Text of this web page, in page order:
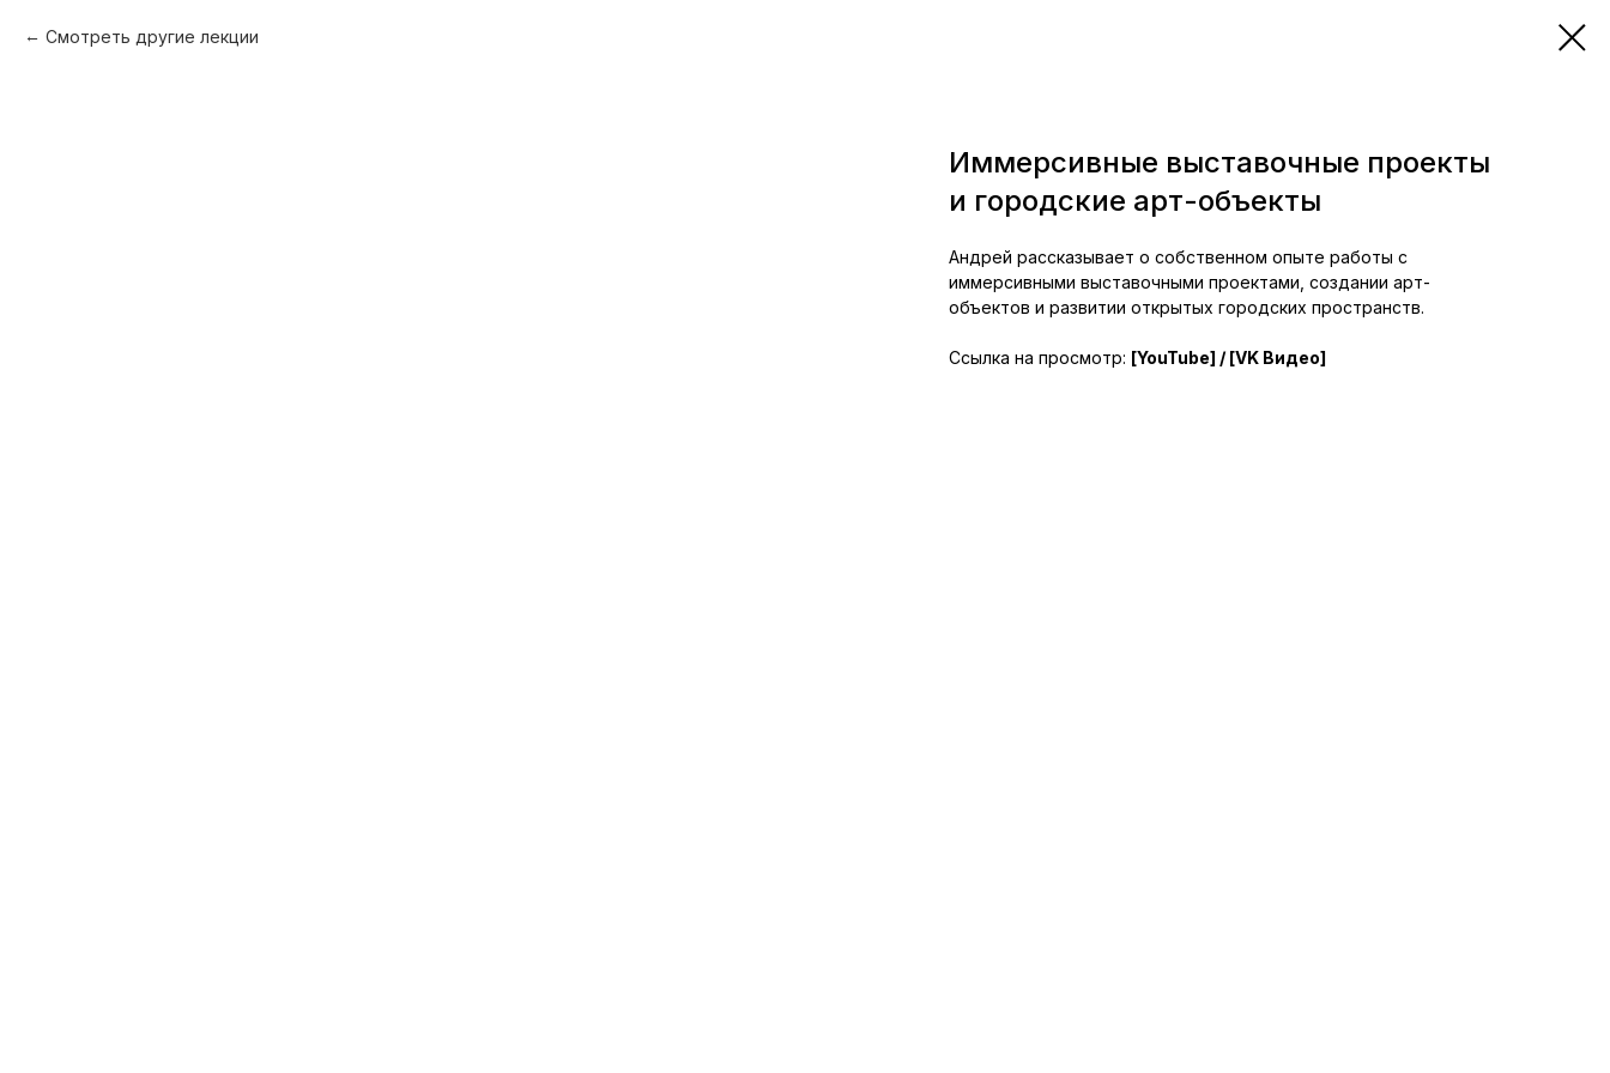
Смотреть другие лекции
Иммерсивные выставочные проекты
и городские арт-объекты
Андрей рассказывает о собственном опыте работы с
иммерсивными выставочными проектами, создании арт-
объектов и развитии открытых городских пространств.
Ссылка на просмотр: [YouTube] / [VK Видео]